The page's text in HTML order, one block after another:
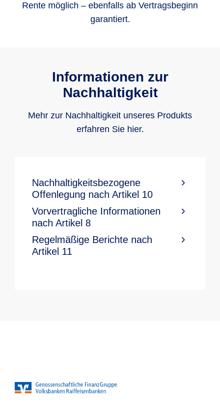
Rente möglich – ebenfalls ab Vertragsbeginn
garantiert.
Informationen zur
Nachhaltigkeit
Mehr zur Nachhaltigkeit unseres Produkts
erfahren Sie hier.
Nachhaltigkeitsbezogene
Offenlegung nach Artikel 10
Vorvertragliche Informationen
nach Artikel 8
Regelmäßige Berichte nach
Artikel 11​ ​